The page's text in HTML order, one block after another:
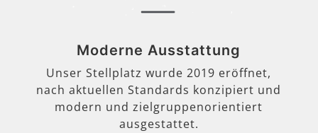
Moderne Ausstattung
Unser Stellplatz wurde 2019 eröffnet,
nach aktuellen Standards konzipiert und
modern und zielgruppenorientiert
ausgestattet.